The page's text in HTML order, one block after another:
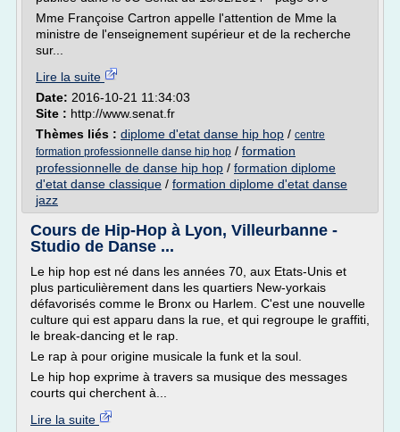
Mme Françoise Cartron appelle l'attention de Mme la
ministre de l'enseignement supérieur et de la recherche
sur...
Lire la suite
Date: 2016-10-21 11:34:03
Site : http://www.senat.fr
Thèmes liés : diplome d'etat danse hip hop / centre
formation professionnelle danse hip hop / formation
professionnelle de danse hip hop / formation diplome
d'etat danse classique / formation diplome d'etat danse
jazz
Cours de Hip-Hop à Lyon, Villeurbanne -
Studio de Danse ...
Le hip hop est né dans les années 70, aux Etats-Unis et
plus particulièrement dans les quartiers New-yorkais
défavorisés comme le Bronx ou Harlem. C'est une nouvelle
culture qui est apparu dans la rue, et qui regroupe le graffiti,
le break-dancing et le rap.
Le rap à pour origine musicale la funk et la soul.
Le hip hop exprime à travers sa musique des messages
courts qui cherchent à...
Lire la suite